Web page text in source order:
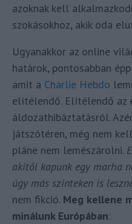
azoknak kell
szokásokhoz, akik oda
Ugyanakkor az online
határok, pontosabban
amit a Charlie Hebdo
elítélendő. Elítélendő az
áldozathibáztatásról.
játszótéren, még nem
pláne nem lemészárolni.
akitől kapunk egy marha
úgy más szinteken is
nem fikció. Meg kellene
minálunk Európában: